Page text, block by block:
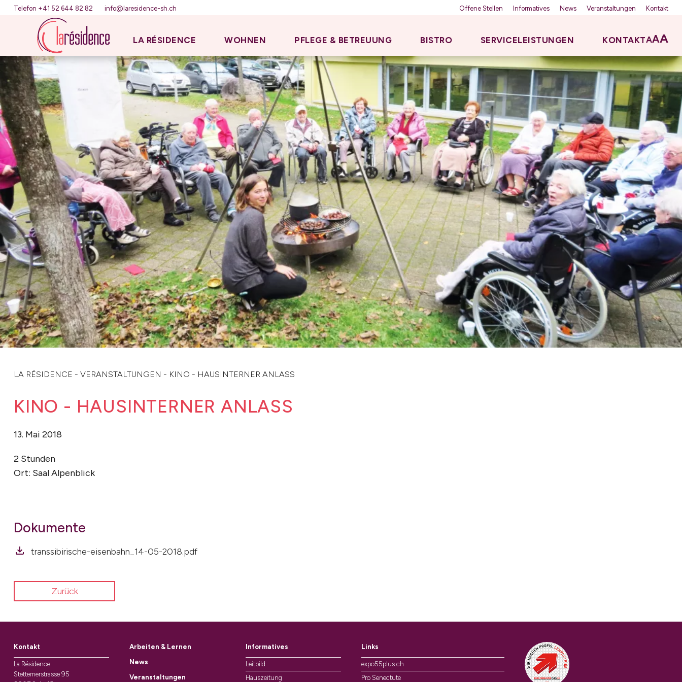
Telefon +41 52 644 82 82 info@laresidence-sh.ch Offene Stellen Informatives News Veranstaltungen Kontakt
LA RÉSIDENCE WOHNEN PFLEGE & BETREUUNG BISTRO SERVICELEISTUNGEN KONTAKTAAA
LA RÉSIDENCE - VERANSTALTUNGEN - KINO - HAUSINTERNER ANLASS
KINO - HAUSINTERNER ANLASS
13. Mai 2018
2 Stunden
Ort: Saal Alpenblick
Dokumente
transsibirische-eisenbahn_14-05-2018.pdf
Zurück
Kontakt
La Résidence
Stettemerstrasse 95
Arbeiten & Lernen
News
Veranstaltungen
Informatives
Leitbild
Hauszeitung
Links
expo55plus.ch
Pro Senectute
Auszeichnungen